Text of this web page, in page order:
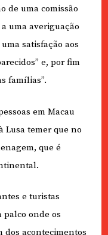
de uma comissão
uma averiguação
satisfação aos
e, por fim
famílias”.
em Macau
Lusa temer que no
que é
e turistas
onde os
dos acontecimentos